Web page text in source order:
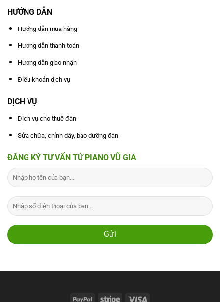
HƯỚNG DẪN
Hướng dẫn mua hàng
Hướng dẫn thanh toán
Hướng dẫn giao nhận
Điều khoản dịch vụ
DỊCH VỤ
Dịch vụ cho thuê đàn
Sửa chữa, chỉnh dây, bảo dưỡng đàn
ĐĂNG KÝ TƯ VẤN TỪ PIANO VŨ GIA